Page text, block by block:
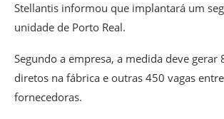
Stellantis informou que implantará um
unidade de Porto Real.
Segundo a empresa, a medida deve gerar
diretos na fábrica e outras 450 vagas
fornecedoras.